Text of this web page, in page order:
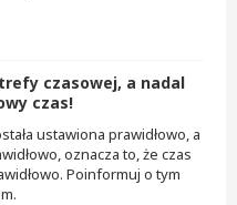
czasowej, a nadal
czas!
ustawiona prawidłowo, a
oznacza to, że czas
Poinformuj o tym